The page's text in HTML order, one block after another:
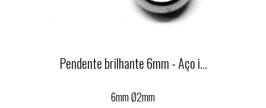
Pendente brilhante 6mm - Aço i...
6mm Ø2mm